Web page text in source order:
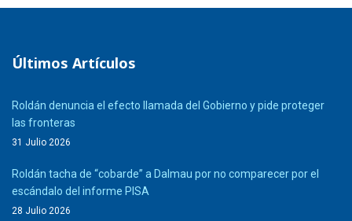
Últimos Artículos
Roldán denuncia el efecto llamada del Gobierno y pide proteger
las fronteras
31 Julio 2026
Roldán tacha de “cobarde” a Dalmau por no comparecer por el
escándalo del informe PISA
28 Julio 2026